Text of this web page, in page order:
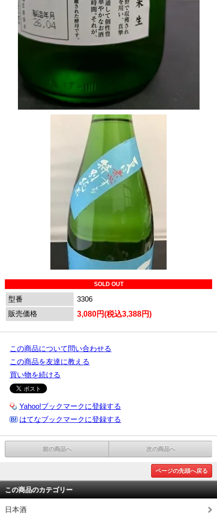
SOLD OUT
型番
3306
販売価格
3,080円(税込3,388円)
この商品について問い合わせる
この商品を友達に教える
買い物を続ける
Yahoo!ブックマークに登録する
はてなブックマークに登録する
前の商品へ 次の商品へ
ページの先頭へ戻る
この商品のカテゴリー
日本酒